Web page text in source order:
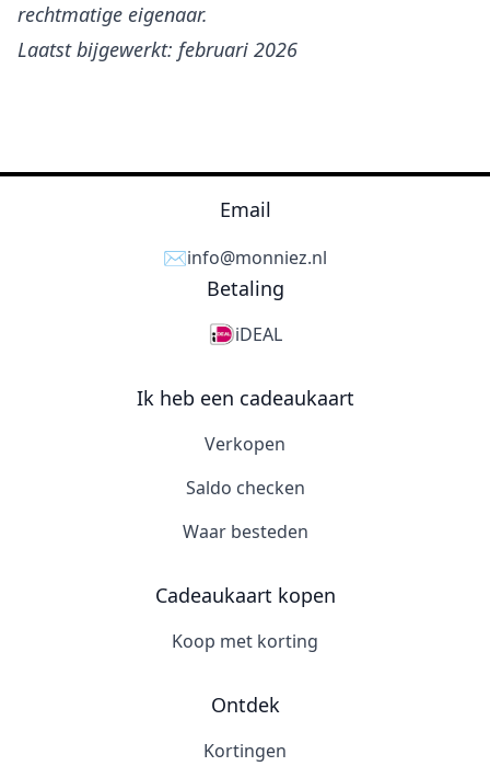
rechtmatige eigenaar.
Laatst bijgewerkt: februari 2026
Email
✉️info@monniez.nl
Betaling
iDEAL
Ik heb een cadeaukaart
Verkopen
Saldo checken
Waar besteden
Cadeaukaart kopen
Koop met korting
Ontdek
Kortingen